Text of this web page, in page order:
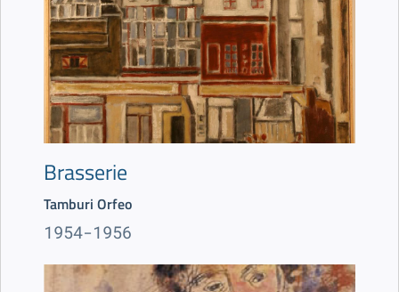
Brasserie
Tamburi Orfeo
1954-1956